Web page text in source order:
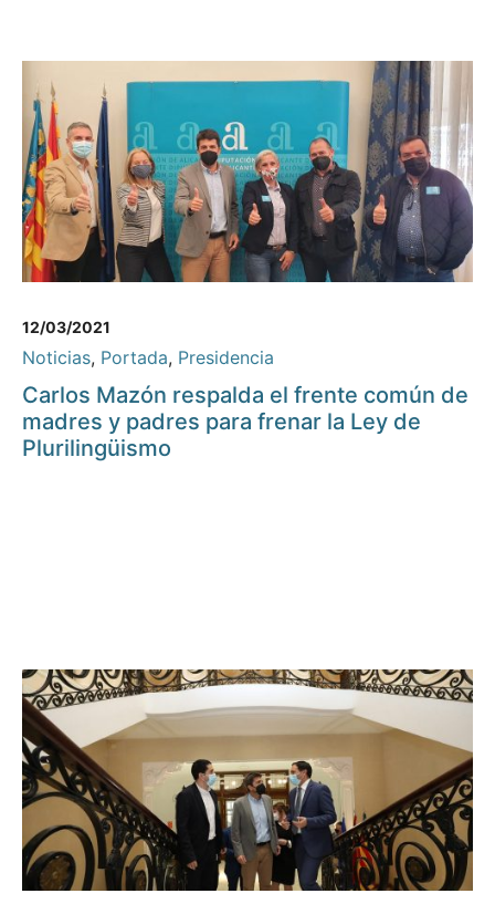
12/03/2021
Noticias, Portada, Presidencia
Carlos Mazón respalda el frente común de
madres y padres para frenar la Ley de
Plurilingüismo